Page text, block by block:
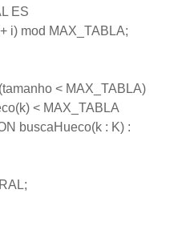
ES
i) mod MAX_TABLA;
< MAX_TABLA)
< MAX_TABLA
buscaHueco(k : K) :